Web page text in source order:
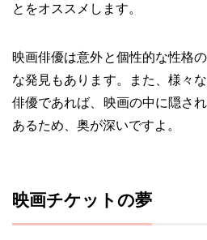
とをオススメします。
映画俳優は意外と個性的な性格
な発見もあります。また、様々
俳優であれば、映画の中に隠さ
あるため、奥が深いですよ。
映画チケットの夢